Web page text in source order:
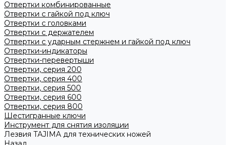
Отвертки комбинированные
Отвертки с гайкой под ключ
Отвертки с головками
Отвертки с держателем
Отвертки с ударным стержнем и гайкой под ключ
Отвертки-индикаторы
Отвертки-перевертыши
Отвертки, серия 200
Отвертки, серия 400
Отвертки, серия 500
Отвертки, серия 600
Отвертки, серия 800
Шестигранные ключи
Инструмент для снятия изоляции
Лезвия TAJIMA для технических ножей